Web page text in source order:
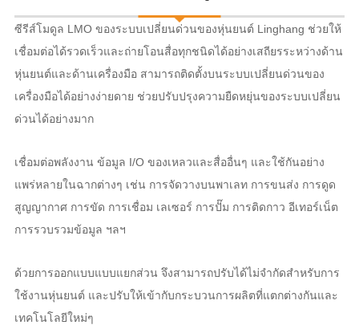
ซีรีส์โมดูล LMO ของระบบเปลี่ยนด่วนของหุ่นยนต์ Linghang ช่วยให้
เชื่อมต่อได้รวดเร็วและถ่ายโอนสื่อทุกชนิดได้อย่างเสถียรระหว่างด้าน
หุ่นยนต์และด้านเครื่องมือ สามารถติดตั้งบนระบบเปลี่ยนด่วนของ
เครื่องมือได้อย่างง่ายดาย ช่วยปรับปรุงความยืดหยุ่นของระบบเปลี่ยน
ด่วนได้อย่างมาก
เชื่อมต่อพลังงาน ข้อมูล I/O ของเหลวและสื่ออื่นๆ และใช้กันอย่าง
แพร่หลายในฉากต่างๆ เช่น การจัดวางบนพาเลท การขนส่ง การดูด
สูญญากาศ การขัด การเชื่อม เลเซอร์ การปั๊ม การติดกาว อีเทอร์เน็ต
การรวบรวมข้อมูล ฯลฯ
ด้วยการออกแบบแบบแยกส่วน จึงสามารถปรับได้ไม่จำกัดสำหรับการ
ใช้งานหุ่นยนต์ และปรับให้เข้ากับกระบวนการผลิตที่แตกต่างกันและ
เทคโนโลยีใหม่ๆ